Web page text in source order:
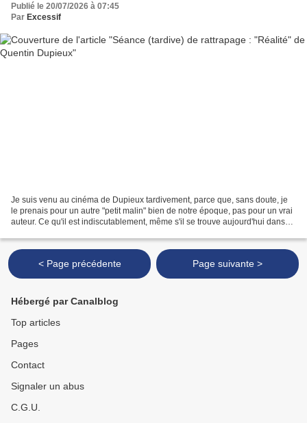
Publié le 20/07/2026 à 07:45
Par Excessif
Je suis venu au cinéma de Dupieux tardivement, parce que, sans doute, je
le prenais pour un autre "petit malin" bien de notre époque, pas pour un vrai
auteur. Ce qu'il est indiscutablement, même s'il se trouve aujourd'hui dans
< Page précédente Page suivante >
Hébergé par Canalblog
Top articles
Pages
Contact
Signaler un abus
C.G.U.